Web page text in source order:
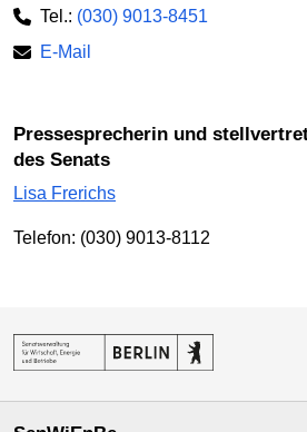
Tel.: (030) 9013-8451
E-Mail
Pressesprecherin und stellvertretende Sprecherin
des Senats
Lisa Frerichs
Telefon: (030) 9013-8112